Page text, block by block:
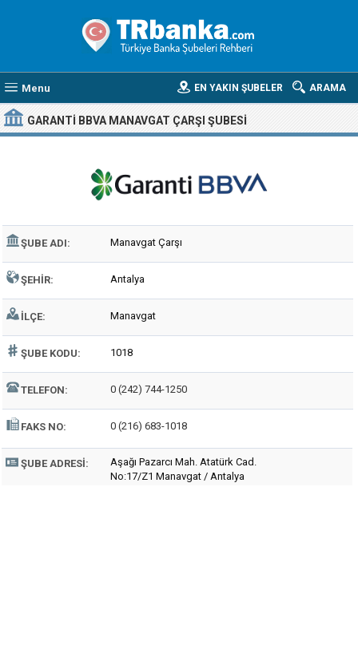
Menu ARAMA
EN YAKIN ŞUBELER
GARANTI BBVA MANAVGAT ÇARŞI ŞUBESI
ŞUBE ADI: Manavgat Çarşı
ŞEHIR: Antalya
İLÇE: Manavgat
ŞUBE KODU: 1018
TELEFON: 0 (242) 744-1250
FAKS NO: 0 (216) 683-1018
ŞUBE ADRESI:
Aşağı Pazarcı Mah. Atatürk Cad.
No:17/Z1 Manavgat / Antalya